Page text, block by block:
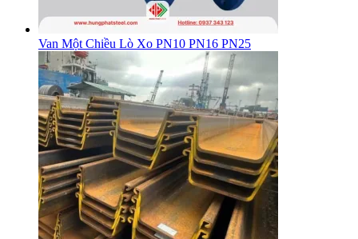
Van Một Chiều Lò Xo PN10 PN16 PN25